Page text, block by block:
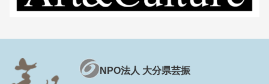
NPO法人 大分県芸振